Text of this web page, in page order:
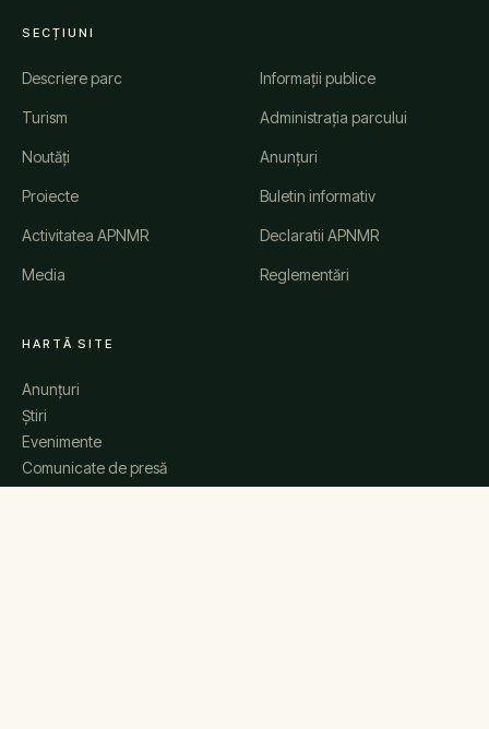
SECȚIUNI
Descriere parc
Turism
Noutăți
Proiecte
Activitatea APNMR
Media
Informații publice
Administrația parcului
Anunțuri
Buletin informativ
Declaratii APNMR
Reglementări
HARTĂ SITE
Anunțuri
Știri
Evenimente
Comunicate de presă